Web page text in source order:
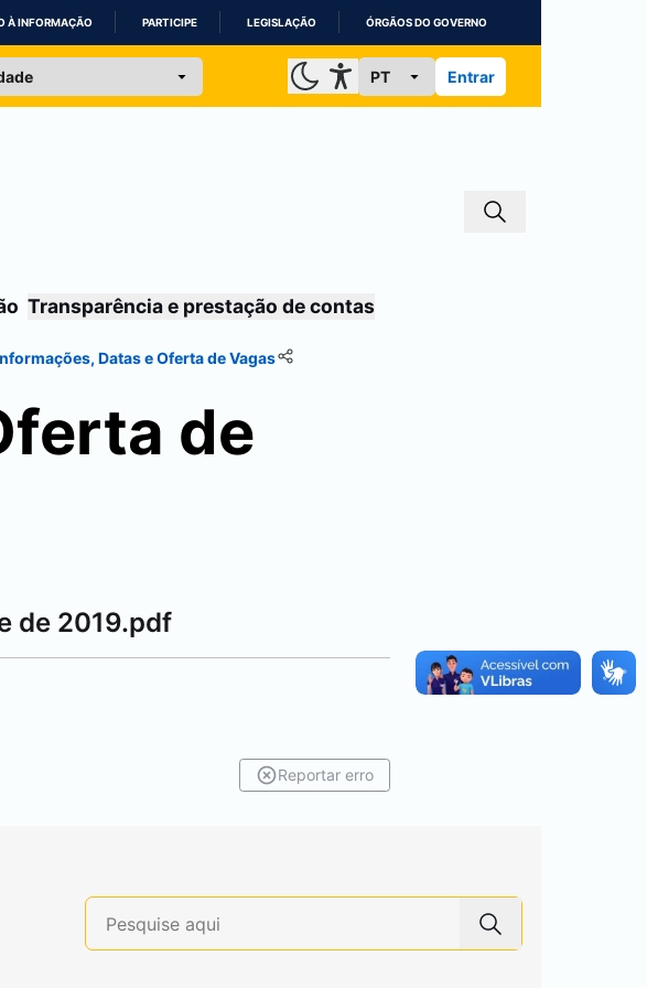
À INFORMAÇÃO PARTICIPE LEGISLAÇÃO ÓRGÃOS DO GOVERNO
Entrar
Transparência e prestação de contas
Datas e Oferta de Vagas
de
de 2019.pdf
Reportar erro